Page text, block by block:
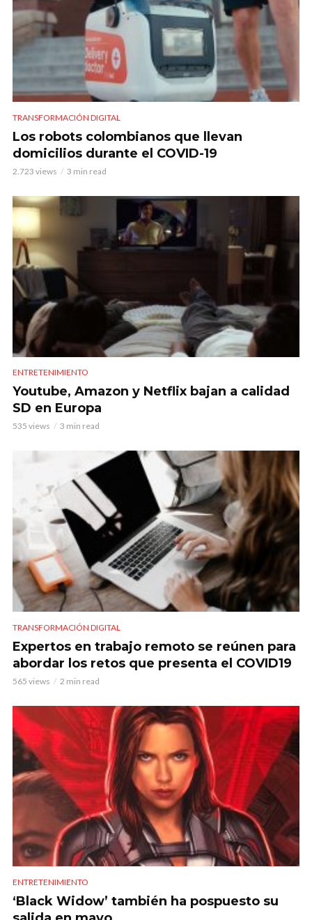
TRANSFORMACIÓN DIGITAL
Los robots colombianos que llevan
domicilios durante el COVID-19
2.723 views 3 min read
ENTRETENIMIENTO
Youtube, Amazon y Netflix bajan a calidad
SD en Europa
535 views 3 min read
TRANSFORMACIÓN DIGITAL
Expertos en trabajo remoto se reúnen para
abordar los retos que presenta el COVID19
565 views 2 min read
ENTRETENIMIENTO
‘Black Widow’ también ha pospuesto su